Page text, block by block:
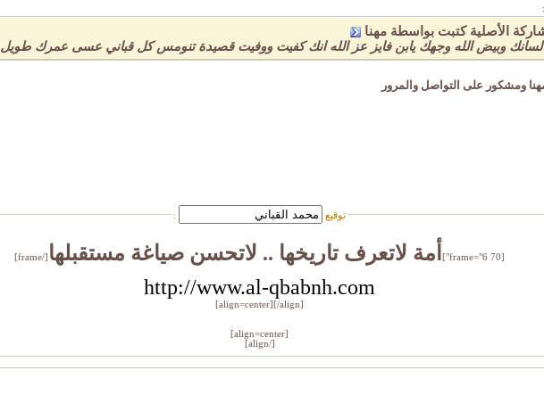
الأصلية كتبت بواسطة مهنا
وبيض الله وجهك يابن فايز عز الله انك كفيت ووفيت قصيدة تنومس كل قباني عسى عمرك طويل
ومشكور على التواصل والمرور
توقيع
[frame="6 70"] أمة لاتعرف تاريخها .. لاتحسن صياغة مستقبلها [/frame]
http://www.al-qbabnh.com
[align=center]
[/align]
[align=center]
[/align]